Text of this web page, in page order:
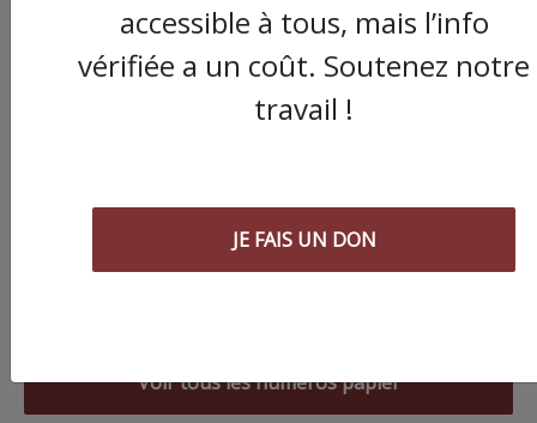
Commander le dernier numéro papier du
Voir tous les numéros papier
accessible à tous, mais l’info
vérifiée a un coût. Soutenez notre
travail !
JE FAIS UN DON